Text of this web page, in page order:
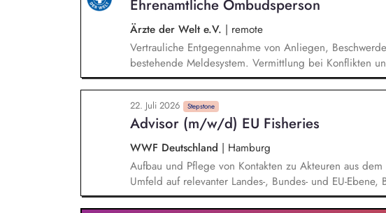
Ehrenamtliche Ombudsperson
Ärzte der Welt e.V. | remote
Vertrauliche Entgegennahme von Anliegen,
bestehende Meldesystem. Vermittlung bei Konflikten
Klärungsprozessen. Konzeption und Durchführung von
Sensibilisierungsformaten. Mitwirkung an der
Verhaltenskodizes und dem Meldesystem. Förderung
Beschwerdekultur innerhalb der Organisation.
22. Juli 2026 Stepstone
Advisor (m/w/d) EU Fisheries
WWF Deutschland | Hamburg
Aufbau und Pflege von Kontakten zu Akteuren aus
Umfeld auf relevanter Landes-, Bundes- und EU-Ebene,
Wissenschaft, Fischereisektor, anderen